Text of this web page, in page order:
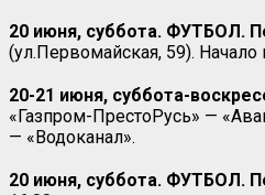
20 июня, суббота. ФУТБОЛ.
(ул.Первомайская, 59). Начало
20-21 июня, суббота-
«Газпром-ПрестоРусь» —
— «Водоканал».
20 июня, суббота. ФУТБОЛ.